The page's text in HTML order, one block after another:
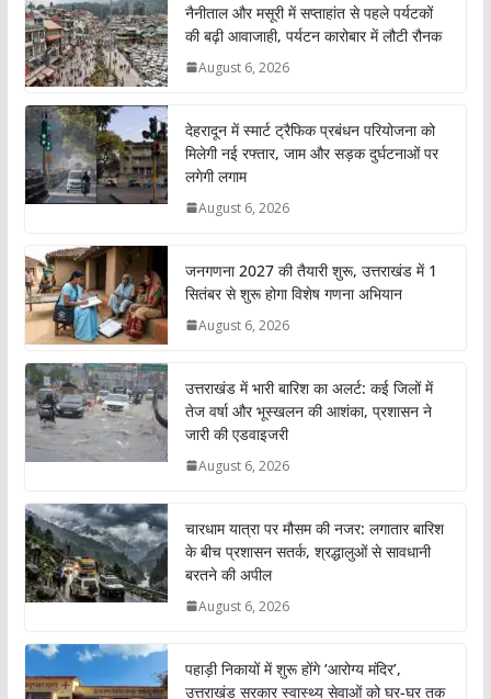
नैनीताल और मसूरी में सप्ताहांत से पहले पर्यटकों
की बढ़ी आवाजाही, पर्यटन कारोबार में लौटी रौनक
August 6, 2026
देहरादून में स्मार्ट ट्रैफिक प्रबंधन परियोजना को
मिलेगी नई रफ्तार, जाम और सड़क दुर्घटनाओं पर
लगेगी लगाम
August 6, 2026
जनगणना 2027 की तैयारी शुरू, उत्तराखंड में 1
सितंबर से शुरू होगा विशेष गणना अभियान
August 6, 2026
उत्तराखंड में भारी बारिश का अलर्ट: कई जिलों में
तेज वर्षा और भूस्खलन की आशंका, प्रशासन ने
जारी की एडवाइजरी
August 6, 2026
चारधाम यात्रा पर मौसम की नजर: लगातार बारिश
के बीच प्रशासन सतर्क, श्रद्धालुओं से सावधानी
बरतने की अपील
August 6, 2026
पहाड़ी निकायों में शुरू होंगे ‘आरोग्य मंदिर’,
उत्तराखंड सरकार स्वास्थ्य सेवाओं को घर-घर तक